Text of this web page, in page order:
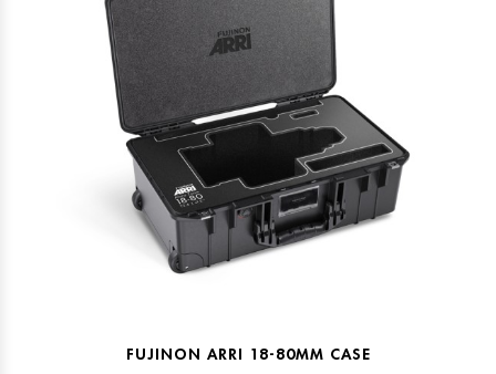
FUJINON ARRI 18-80MM CASE